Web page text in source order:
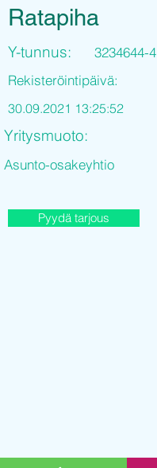
Ratapiha
Y-tunnus:
3234644-4
Rekisteröintipäivä:
30.09.2021 13:25:52
Yritysmuoto:
Asunto-osakeyhtio
Pyydä tarjous